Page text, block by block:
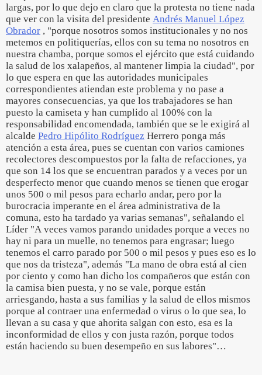
largas, por lo que dejo en claro que la protesta no tiene nada
que ver con la visita del presidente Andrés Manuel López
Obrador , "porque nosotros somos institucionales y no nos
metemos en politiquerías, ellos con su tema no nosotros en
nuestra chamba, porque somos el ejército que está cuidando
la salud de los xalapeños, al mantener limpia la ciudad", por
lo que espera en que las autoridades municipales
correspondientes atiendan este problema y no pase a
mayores consecuencias, ya que los trabajadores se han
puesto la camiseta y han cumplido al 100% con la
responsabilidad encomendada, también que se le exigirá al
alcalde Pedro Hipólito Rodríguez Herrero ponga más
atención a esta área, pues se cuentan con varios camiones
recolectores descompuestos por la falta de refacciones, ya
que son 14 los que se encuentran parados y a veces por un
desperfecto menor que cuando menos se tienen que erogar
unos 500 o mil pesos para echarlo andar, pero por la
burocracia imperante en el área administrativa de la
comuna, esto ha tardado ya varias semanas", señalando el
Líder "A veces vamos parando unidades porque a veces no
hay ni para un muelle, no tenemos para engrasar; luego
tenemos el carro parado por 500 o mil pesos y pues eso es lo
que nos da tristeza", además "La mano de obra está al cien
por ciento y como han dicho los compañeros que están con
la camisa bien puesta, y no se vale, porque están
arriesgando, hasta a sus familias y la salud de ellos mismos
porque al contraer una enfermedad o virus o lo que sea, lo
llevan a su casa y que ahorita salgan con esto, esa es la
inconformidad de ellos y con justa razón, porque todos
están haciendo su buen desempeño en sus labores"…